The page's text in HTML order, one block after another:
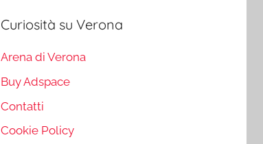
Curiosità su Verona
Arena di Verona
Buy Adspace
Contatti
Cookie Policy